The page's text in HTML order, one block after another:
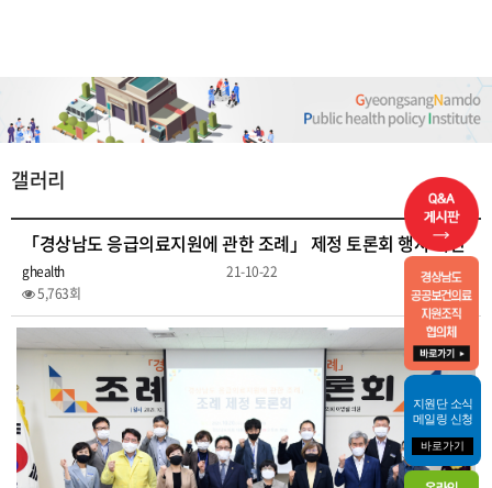
갤러리
「경상남도 응급의료지원에 관한 조례」 제정 토론회 행사 사진
ghealth
21-10-22
5,763회
지원단 소식
메일링 신청
바로가기